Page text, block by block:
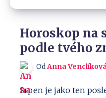
Horoskop na
podle tvého
OdAnna
Srpen je jako ten